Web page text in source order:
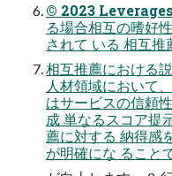
© 2023 Leverages
る場合相互の嗜好
されて いる 相互
相互推薦における
人材領域において
はサービスの信頼
成 単なるスコア提
薦に対する 納得感
が明確にな ること